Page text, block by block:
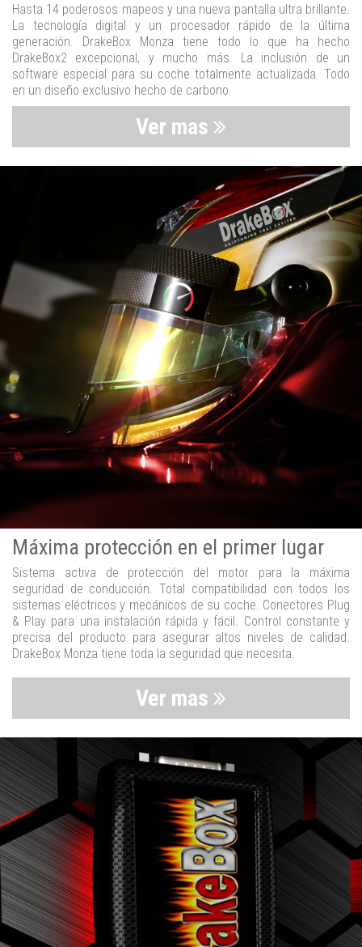
Hasta 14 poderosos mapeos y una nueva pantalla ultra brillante.
La tecnología digital y un procesador rápido de la última
generación. DrakeBox Monza tiene todo lo que ha hecho
DrakeBox2 excepcional, y mucho más. La inclusión de un
software especial para su coche totalmente actualizada. Todo
en un diseño exclusivo hecho de carbono.
Ver mas
Máxima protección en el primer lugar
Sistema activa de protección del motor para la máxima
seguridad de conducción. Total compatibilidad con todos los
sistemas eléctricos y mecánicos de su coche. Conectores Plug
& Play para una instalación rápida y fácil. Control constante y
precisa del producto para asegurar altos niveles de calidad.
DrakeBox Monza tiene toda la seguridad que necesita.
Ver mas